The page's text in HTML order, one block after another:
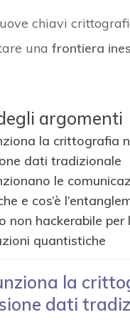
chiavi
una frontiera
argomenti
la crittografia
dati tradizionale
le
e cos’è
non hackerabile per
quantistiche
la
dati